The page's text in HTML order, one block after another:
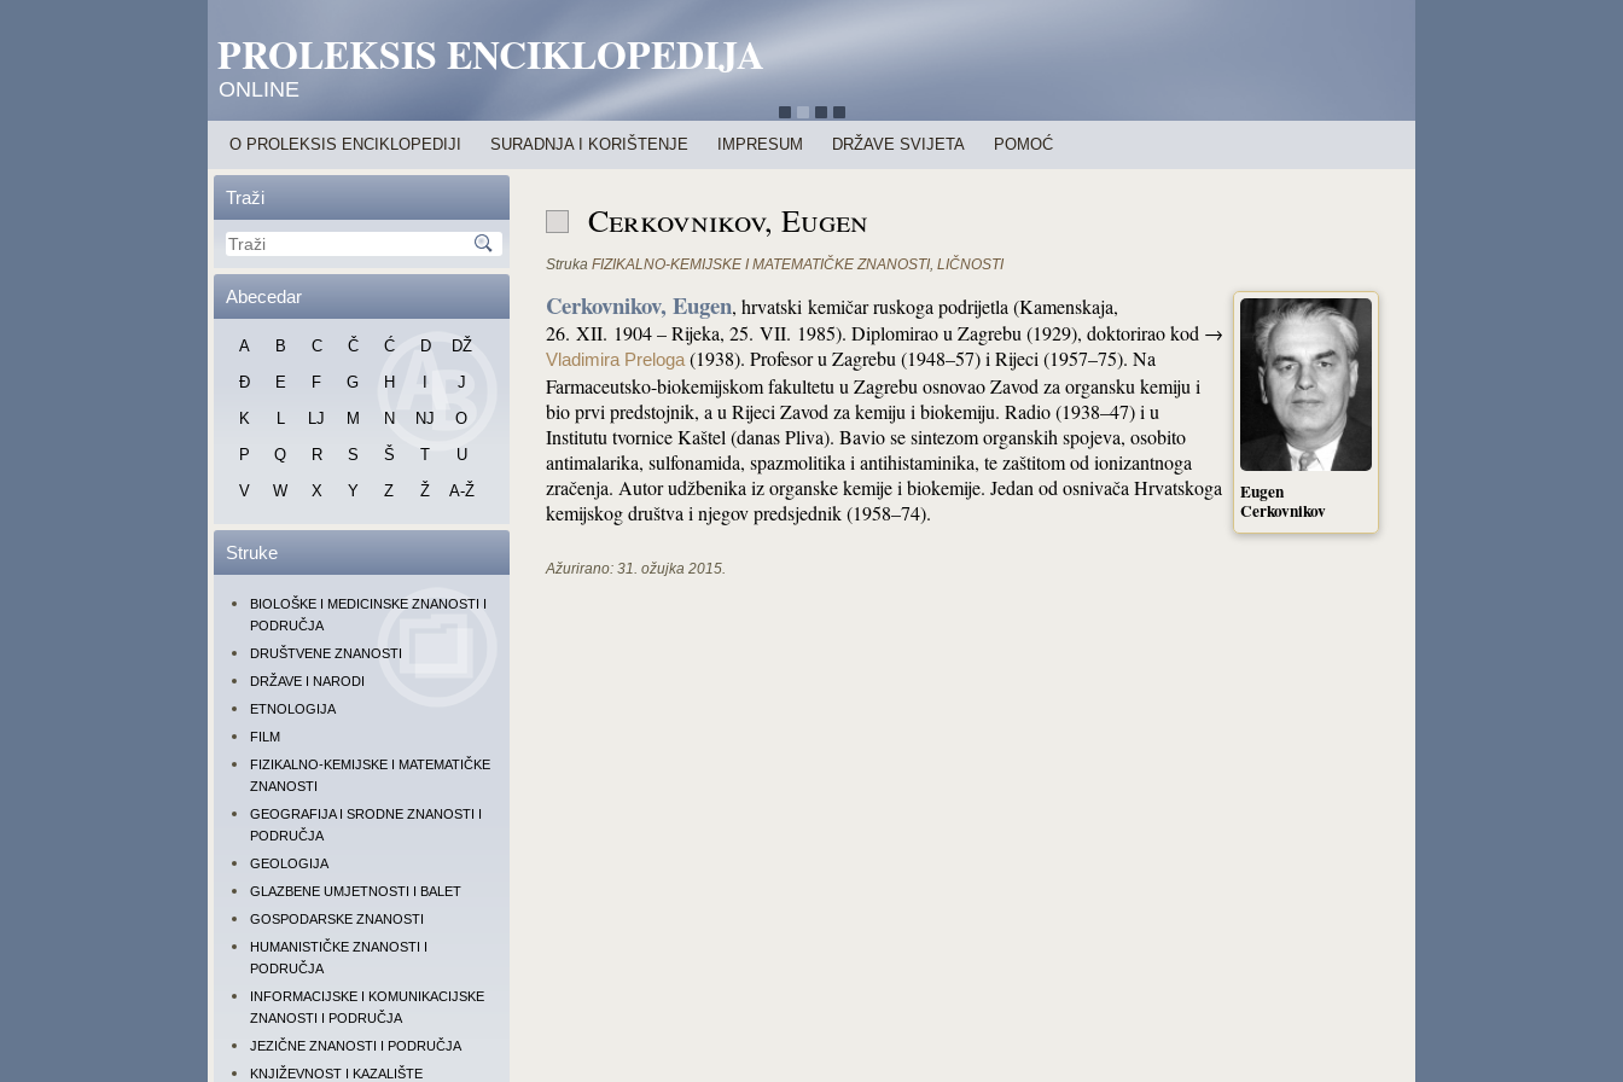
PROLEKSIS ENCIKLOPEDIJA
ONLINE
O PROLEKSIS ENCIKLOPEDIJI SURADNJA I KORIŠTENJE IMPRESUM DRŽAVE SVIJETA POMOĆ
Traži
Abecedar
A B C Č Ć D
DŽ
Đ
E F G H
J
K
L LJ M N NJ
O
P
Q R S Š T
U
V
W X Y Z Ž A-Ž
Struke
BIOLOŠKE I MEDICINSKE ZNANOSTI I
PODRUČJA
DRUŠTVENE ZNANOSTI
DRŽAVE I NARODI
ETNOLOGIJA
FILM
FIZIKALNO-KEMIJSKE I MATEMATIČKE
ZNANOSTI
GEOGRAFIJA I SRODNE ZNANOSTI I
PODRUČJA
GEOLOGIJA
GLAZBENE UMJETNOSTI I BALET
GOSPODARSKE ZNANOSTI
HUMANISTIČKE ZNANOSTI I
PODRUČJA
INFORMACIJSKE I KOMUNIKACIJSKE
ZNANOSTI I PODRUČJA
JEZIČNE ZNANOSTI I PODRUČJA
KNJIŽEVNOST I KAZALIŠTE
Cerkovnikov, Eugen
Struka FIZIKALNO-KEMIJSKE I MATEMATIČKE ZNANOSTI, LIČNOSTI
Eugen
Cerkovnikov
Cerkovnikov, Eugen, hrvatski kemičar ruskoga podrijetla (Kamenskaja,
26. XII. 1904 – Rijeka, 25. VII. 1985). Diplomirao u Zagrebu (1929), doktorirao kod →
Vladimira Preloga (1938). Profesor u Zagrebu (1948–57) i Rijeci (1957–75). Na
Farmaceutsko-biokemijskom fakultetu u Zagrebu osnovao Zavod za organsku kemiju i
bio prvi predstojnik, a u Rijeci Zavod za kemiju i biokemiju. Radio (1938–47) i u
Institutu tvornice Kaštel (danas Pliva). Bavio se sintezom organskih spojeva, osobito
antimalarika, sulfonamida, spazmolitika i antihistaminika, te zaštitom od ionizantnoga
zračenja. Autor udžbenika iz organske kemije i biokemije. Jedan od osnivača Hrvatskoga
kemijskog društva i njegov predsjednik (1958–74).
Ažurirano: 31. ožujka 2015.